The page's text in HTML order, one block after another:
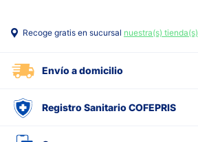
Recoge gratis en sucursal nuestra(s) tienda(s)
Envío a domicilio
Registro Sanitario COFEPRIS